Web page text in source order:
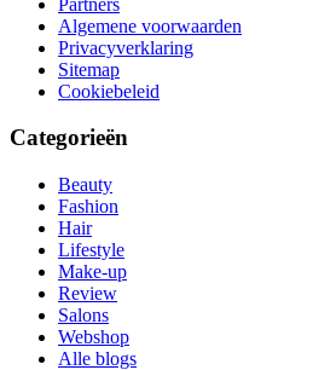
Algemene voorwaarden
Privacyverklaring
Sitemap
Cookiebeleid
Categorieën
Beauty
Fashion
Hair
Lifestyle
Make-up
Review
Salons
Webshop
Alle blogs